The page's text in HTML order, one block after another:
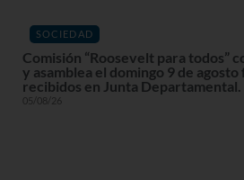
SOCIEDAD
Comisión “Roosevelt para todos”
y asamblea el domingo 9 de
recibidos en Junta
05/08/26